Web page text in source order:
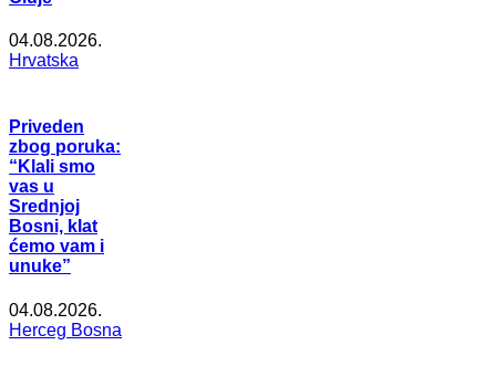
04.08.2026.
Hrvatska
Priveden
zbog poruka:
“Klali smo
vas u
Srednjoj
Bosni, klat
ćemo vam i
unuke”
04.08.2026.
Herceg Bosna